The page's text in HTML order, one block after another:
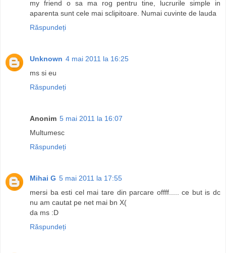
my friend o sa ma rog pentru tine, lucrurile simple in
aparenta sunt cele mai sclipitoare. Numai cuvinte de lauda
Răspundeți
Unknown 4 mai 2011 la 16:25
ms si eu
Răspundeți
Anonim 5 mai 2011 la 16:07
Multumesc
Răspundeți
Mihai G 5 mai 2011 la 17:55
mersi ba esti cel mai tare din parcare offff..... ce but is dc
nu am cautat pe net mai bn X(
da ms :D
Răspundeți